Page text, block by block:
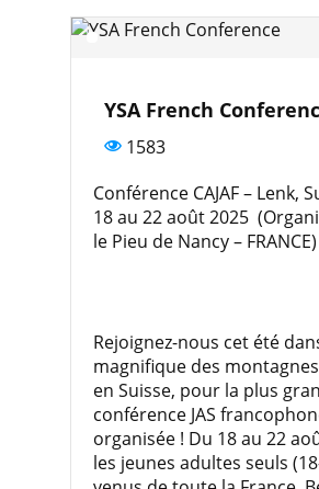
YSA French
1583
Conférence CAJAF – Lenk,
18 au 22 août 2025
le Pieu de Nancy – FRANCE)
Rejoignez-nous cet été
magnifique des
en Suisse, pour la plus
conférence JAS
organisée ! Du 18 au 22
les jeunes adultes seuls